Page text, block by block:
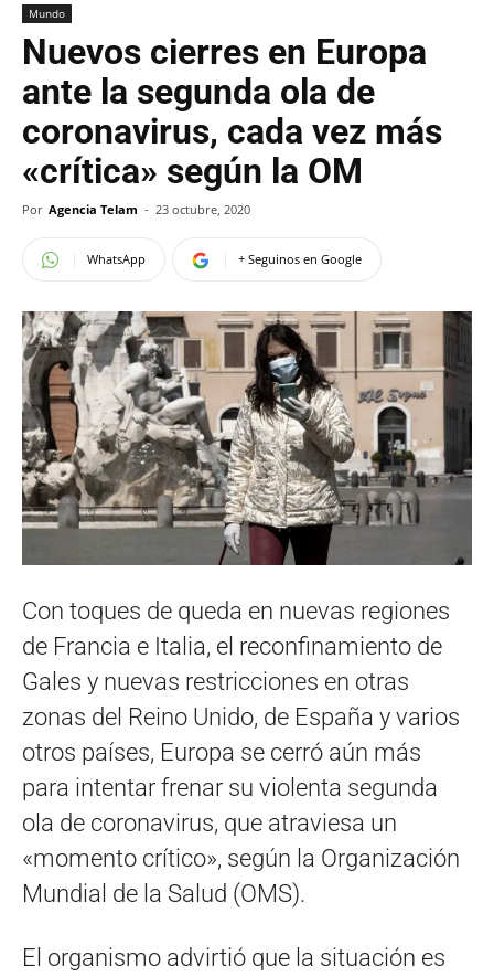
Mundo
Nuevos cierres en Europa
ante la segunda ola de
coronavirus, cada vez más
«crítica» según la OM
Por Agencia Telam - 23 octubre, 2020
WhatsApp + Seguinos en Google
Con toques de queda en nuevas regiones
de Francia e Italia, el reconfinamiento de
Gales y nuevas restricciones en otras
zonas del Reino Unido, de España y varios
otros países, Europa se cerró aún más
para intentar frenar su violenta segunda
ola de coronavirus, que atraviesa un
«momento crítico», según la Organización
Mundial de la Salud (OMS).
El organismo advirtió que la situación es